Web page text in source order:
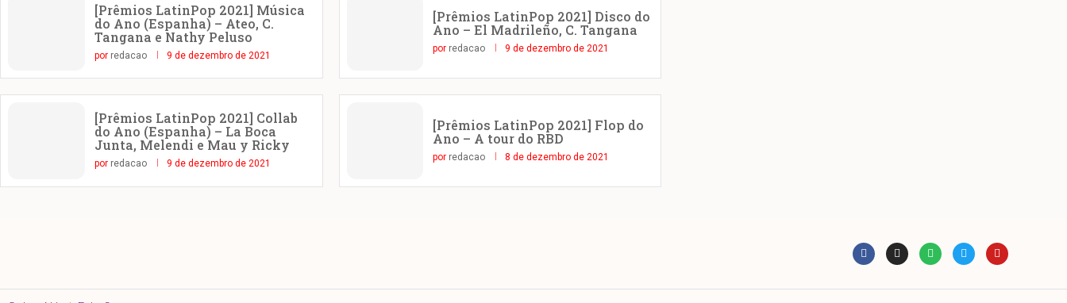
[Prêmios LatinPop 2021] Música
do Ano (Espanha) – Ateo, C.
Tangana e Nathy Peluso
por redacao 9 de dezembro de 2021
[Prêmios LatinPop 2021] Disco do
Ano – El Madrileño, C. Tangana
por redacao 9 de dezembro de 2021
[Prêmios LatinPop 2021] Collab
do Ano (Espanha) – La Boca
Junta, Melendi e Mau y Ricky
por redacao 9 de dezembro de 2021
[Prêmios LatinPop 2021] Flop do
Ano – A tour do RBD
por redacao 8 de dezembro de 2021